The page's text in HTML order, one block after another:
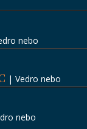
nebo
| Vedro nebo
nebo